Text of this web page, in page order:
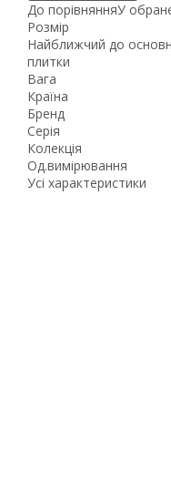
До порівнянняУ
Розмір
Найближчий до
плитки
Вага
Країна
Бренд
Серія
Колекція
Од.вимірювання
Усі характеристики